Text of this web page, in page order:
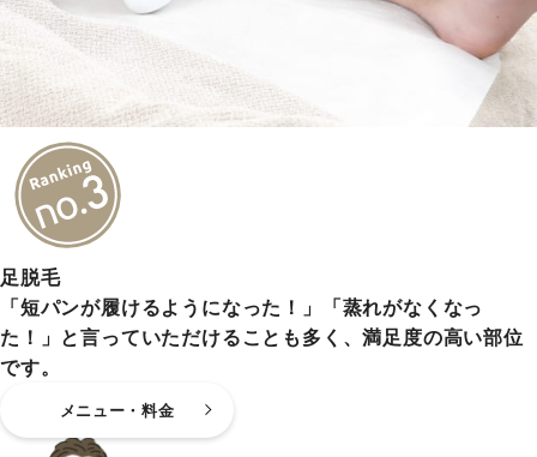
足脱毛
「短パンが履けるようになった！」「蒸れがなくなっ
た！」と言っていただけることも多く、満足度の高い部位
です。
メニュー・料金